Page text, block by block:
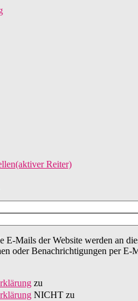
(aktiver Reiter)
Mails der Website werden an
oder Benachrichtigungen per E-
zu
NICHT zu